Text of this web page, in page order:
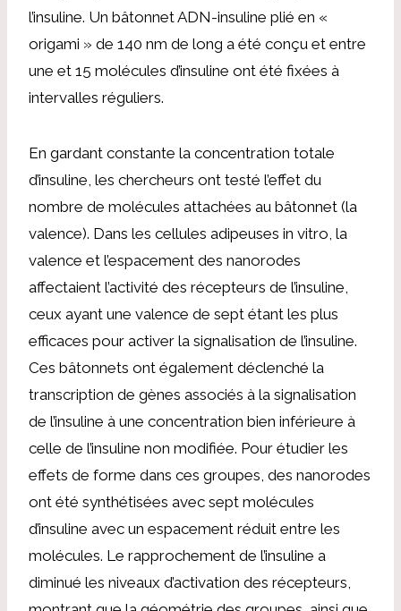
l’insuline. Un bâtonnet ADN-insuline plié en «
origami » de 140 nm de long a été conçu et entre
une et 15 molécules d’insuline ont été fixées à
intervalles réguliers.
En gardant constante la concentration totale
d’insuline, les chercheurs ont testé l’effet du
nombre de molécules attachées au bâtonnet (la
valence). Dans les cellules adipeuses in vitro, la
valence et l’espacement des nanorodes
affectaient l’activité des récepteurs de l’insuline,
ceux ayant une valence de sept étant les plus
efficaces pour activer la signalisation de l’insuline.
Ces bâtonnets ont également déclenché la
transcription de gènes associés à la signalisation
de l’insuline à une concentration bien inférieure à
celle de l’insuline non modifiée. Pour étudier les
effets de forme dans ces groupes, des nanorodes
ont été synthétisées avec sept molécules
d’insuline avec un espacement réduit entre les
molécules. Le rapprochement de l’insuline a
diminué les niveaux d’activation des récepteurs,